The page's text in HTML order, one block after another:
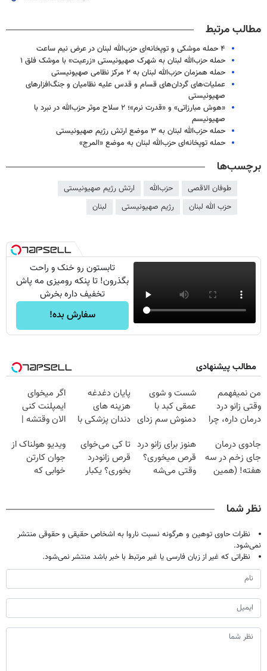
مطالب مرتبط
۴ حمله موشکی و توپخانه‌ای حزب‌الله لبنان در عرض نیم ساعت
حمله حزب‌الله لبنان به شهرک صهیونیستی «زرعیت» با موشک فلق ۱
حمله همزمان حزب‌الله لبنان به ۲ مرکز نظامی صهیونیستی
عملیات‌های گردان‌های قسام و قدس علیه نظامیان و جنگ‌افزارهای
صهیونیستی
«هوش مبارزاتی» و «قدرت نرم»؛ ۲ سلاح موثر حزب‌الله در نبرد با
صهیونیسم
حمله حزب‌الله لبنان به ۳ موضع ارتش رژیم صهیونیستی
حمله توپخانه‌ای حزب‌الله لبنان به موضع «المرج»
برچسب‌ها
طوفان الاقصی حز‌ب‌الله
ارتش رژیم صهیونیستی
حزب الله لبنان
رژیم صهیونیستی لبنان
تابستون رو خنک و راحت
بگذرون! تا پنکه رومیزی مه پاش
تخفیف داره بخرش
سفارش بده!
مطالب پیشنهادی
من نمیفهمم
وقتی زانو درد
درمان داره، چرا
تحمل میکنی؟❗
شست و شوی
عمقی کبد با
دمنوش سم زدای
پایان دغدغه
هزینه های
دندان پزشکی با
خانگی
اگر میخوای
ایمپلنت کنی
الان وقتشه |
میلیون تومان!!!
جادوی درمان
جای زخم در سه
هفته! (همین
هنوز برای زانو درد
قرص میخوری؟
وقتی می‌شه
تا کی می‌خوای
قرص زانودرد
بخوری؟ یکبار
ویدیو هولناک از
جوان کارتن
خوابی که
نظر شما
نظرات حاوی توهین و هرگونه نسبت ناروا به اشخاص حقیقی و حقوقی منتشر
نمی‌شود.
نظراتی که غیر از زبان فارسی یا غیر مرتبط با خبر باشد منتشر نمی‌شود.